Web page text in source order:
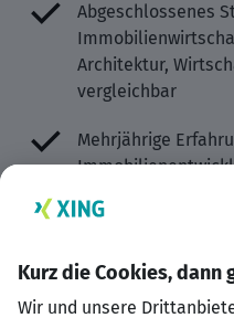
Abgeschlossenes
Architektur,
vergleichbar
Mehrjährige
von
Gewerbe- oder